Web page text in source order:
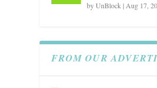
byUnBlock | Aug 17,
FROM OUR